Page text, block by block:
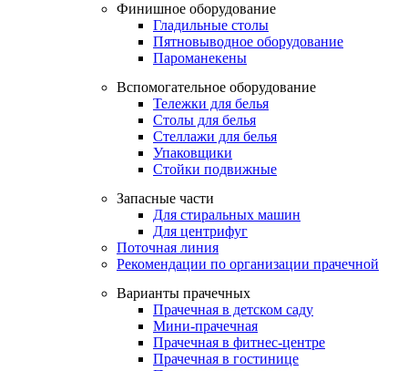
Финишное оборудование
Гладильные столы
Пятновыводное оборудование
Пароманекены
Вспомогательное оборудование
Тележки для белья
Столы для белья
Стеллажи для белья
Упаковщики
Стойки подвижные
Запасные части
Для стиральных машин
Для центрифуг
Поточная линия
Рекомендации по организации прачечной
Варианты прачечных
Прачечная в детском саду
Мини-прачечная
Прачечная в фитнес-центре
Прачечная в гостинице